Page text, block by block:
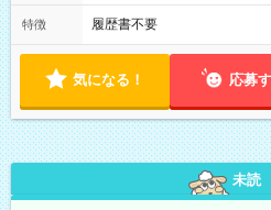
特徴 履歴書不要
気になる！ 応募
未読